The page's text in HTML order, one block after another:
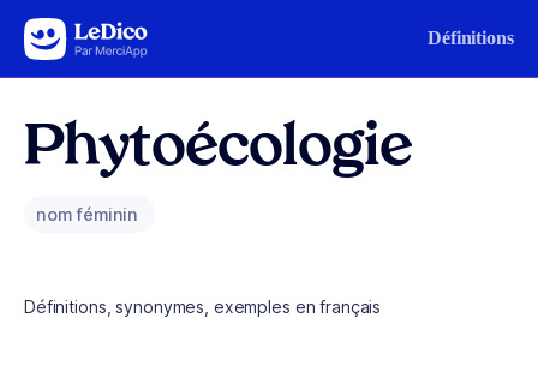
Aller au contenu Définitions
Phytoécologie
nom féminin
Définitions, synonymes, exemples en français